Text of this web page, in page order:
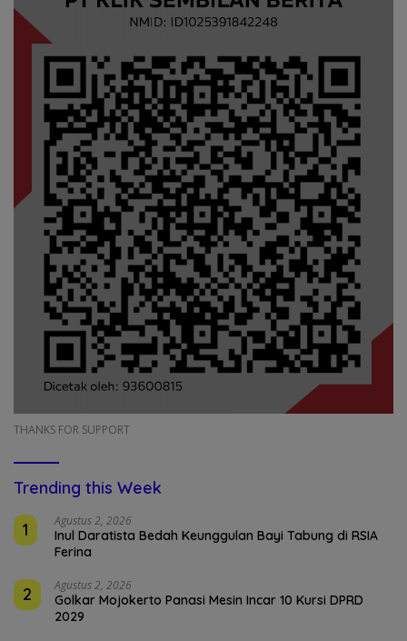
THANKS FOR SUPPORT
Trending this Week
1
Agustus 2, 2026
Inul Daratista Bedah Keunggulan Bayi Tabung di RSIA
Ferina
2 Agustus 2, 2026
Golkar Mojokerto Panasi Mesin Incar 10 Kursi DPRD
2029